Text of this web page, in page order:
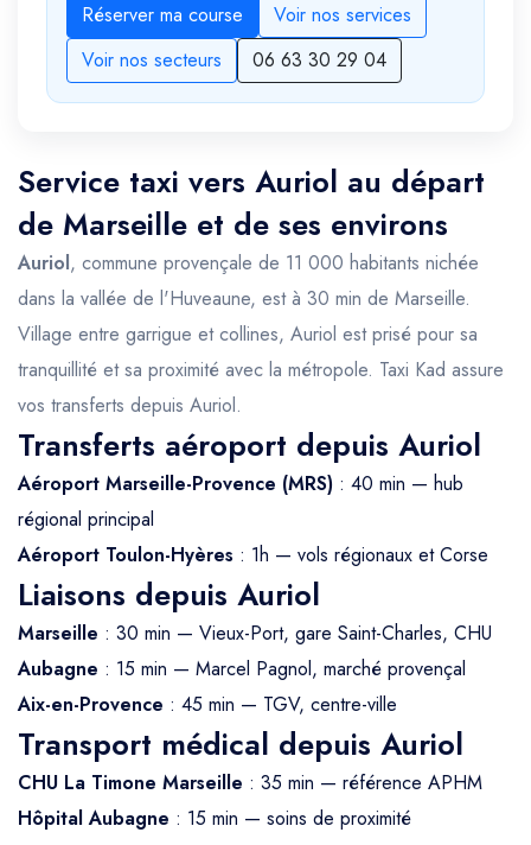
Réserver ma course
Voir nos services
Voir nos secteurs
06 63 30 29 04
Service taxi vers Auriol au départ
de Marseille et de ses environs
Auriol, commune provençale de 11 000 habitants nichée
dans la vallée de l'Huveaune, est à 30 min de Marseille.
Village entre garrigue et collines, Auriol est prisé pour sa
tranquillité et sa proximité avec la métropole. Taxi Kad assure
vos transferts depuis Auriol.
Transferts aéroport depuis Auriol
Aéroport Marseille-Provence (MRS) : 40 min — hub
régional principal
Aéroport Toulon-Hyères : 1h — vols régionaux et Corse
Liaisons depuis Auriol
Marseille : 30 min — Vieux-Port, gare Saint-Charles, CHU
Aubagne : 15 min — Marcel Pagnol, marché provençal
Aix-en-Provence : 45 min — TGV, centre-ville
Transport médical depuis Auriol
CHU La Timone Marseille : 35 min — référence APHM
Hôpital Aubagne : 15 min — soins de proximité